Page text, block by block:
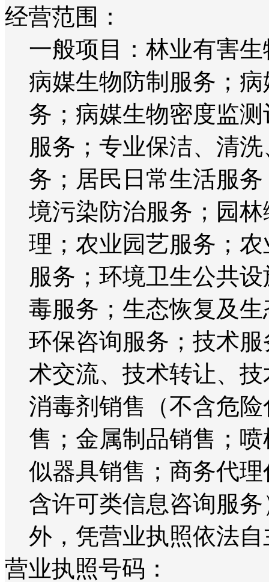
经营范围：
一般项目：林业有害
病媒生物防制服务；
务；病媒生物密度监
服务；专业保洁、清
务；居民日常生活服
境污染防治服务；园
理；农业园艺服务；
服务；环境卫生公共
毒服务；生态恢复及
环保咨询服务；技术
术交流、技术转让、
消毒剂销售（不含危
售；金属制品销售；
似器具销售；商务代
含许可类信息咨询服
外，凭营业执照依法
营业执照号码：